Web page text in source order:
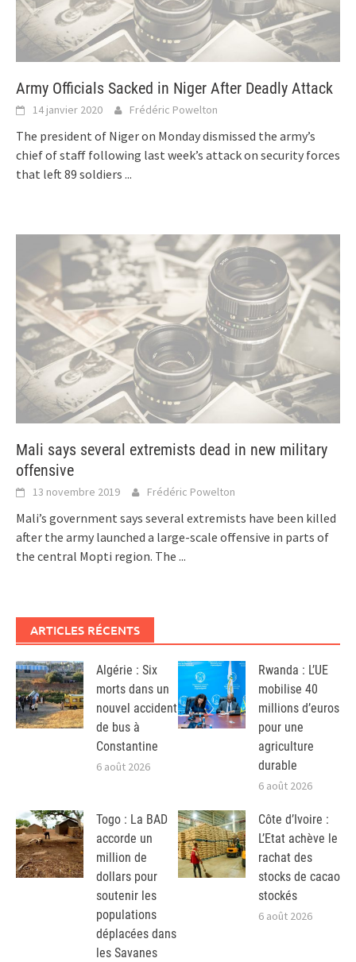
Army Officials Sacked in Niger After Deadly Attack
14 janvier 2020 Frédéric Powelton
The president of Niger on Monday dismissed the army’s
chief of staff following last week’s attack on security forces
that left 89 soldiers ...
Mali says several extremists dead in new military
offensive
13 novembre 2019 Frédéric Powelton
Mali’s government says several extremists have been killed
after the army launched a large-scale offensive in parts of
the central Mopti region. The ...
ARTICLES RÉCENTS
Algérie : Six
morts dans un
nouvel accident
de bus à
Constantine
6 août 2026
Rwanda : L’UE
mobilise 40
millions d’euros
pour une
agriculture
durable
6 août 2026
Togo : La BAD
accorde un
million de
dollars pour
soutenir les
populations
déplacées dans
les Savanes
Côte d’Ivoire :
L’Etat achève le
rachat des
stocks de cacao
stockés
6 août 2026